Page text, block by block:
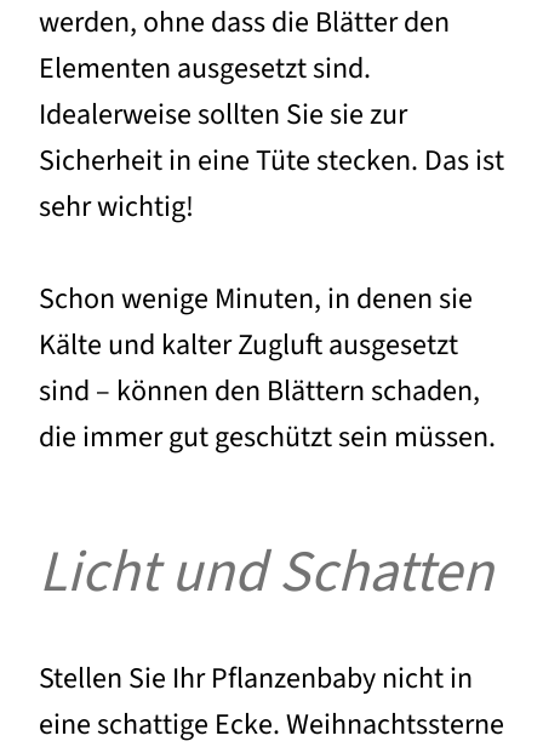
werden, ohne dass die Blätter den
Elementen ausgesetzt sind.
Idealerweise sollten Sie sie zur
Sicherheit in eine Tüte stecken. Das ist
sehr wichtig!
Schon wenige Minuten, in denen sie
Kälte und kalter Zugluft ausgesetzt
sind – können den Blättern schaden,
die immer gut geschützt sein müssen.
Licht und Schatten
Stellen Sie Ihr Pflanzenbaby nicht in
eine schattige Ecke. Weihnachtssterne